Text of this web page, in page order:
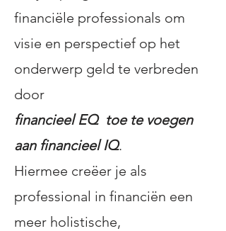
financiële professionals om
visie en perspectief op het
onderwerp geld te verbreden
door
financieel EQ toe te voegen
aan financieel IQ.
Hiermee creëer je als
professional in financiën een
meer holistische,